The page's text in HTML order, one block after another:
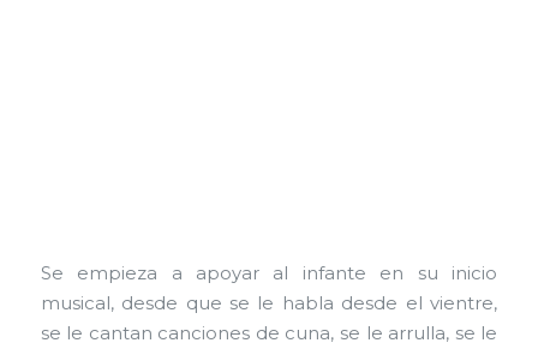
Se empieza a apoyar al infante en su inicio
musical, desde que se le habla desde el vientre,
se le cantan canciones de cuna, se le arrulla, se le